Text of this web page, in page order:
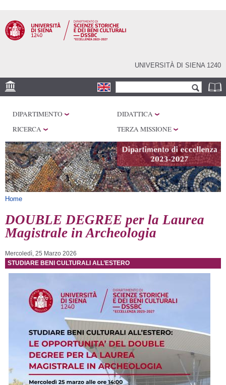
contenuto
principale
UNIVERSITÀ DI SIENA 1240
Form di ricerca
CENTRI DI RICERCA
LABORATORI
BIBLIOTECHE
SERVIZI
DIPARTIMENTO
DIDATTICA
RICERCA
TERZA MISSIONE
Tu sei qui
Home
DOUBLE DEGREE per la Laurea
Magistrale in Archeologia
Mercoledì, 25 Marzo 2026
STUDIARE BENI CULTURALI ALL’ESTERO